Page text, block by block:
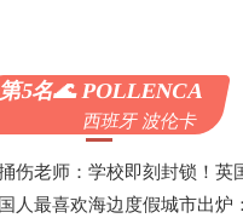
第5名🌊 POLLENCA
西班牙 波伦卡